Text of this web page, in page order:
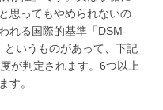
思ってもやめられないの
れる国際的基準「DSM-
いうものがあって、下記
が判定されます。6つ以上
す。